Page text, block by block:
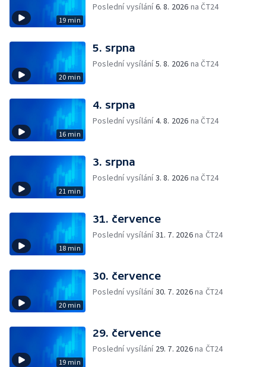
19 min
Poslední vysílání6. 8. 2026 na ČT24
20 min
5. srpna
Poslední vysílání5. 8. 2026 na ČT24
16 min
4. srpna
Poslední vysílání4. 8. 2026 na ČT24
21 min
3. srpna
Poslední vysílání3. 8. 2026 na ČT24
18 min
31. července
Poslední vysílání31. 7. 2026na ČT24
20 min
30. července
Poslední vysílání30. 7. 2026na ČT24
19 min
29. července
Poslední vysílání 29. 7. 2026na ČT24